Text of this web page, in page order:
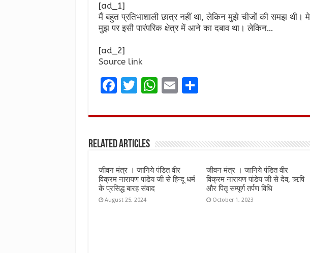
[ad_1]
मैं बहुत प्रतिभाशाली छात्र नहीं था, लेकिन मुझे चीजों की समझ थी।
मुझ पर इसी पारंपरिक क्षेत्र में आने का दबाव था। लेकिन…
[ad_2]
Source link
F
ce
o
o
k
T
it
r
W
at
A
p
p
E
ai
S
ar
Related Articles
जीवन मंत्र । जानिये पंडित वीर
विक्रम नारायण पांडेय जी से हिन्दू धर्म
के प्रसिद्ध बारह संवाद
August 25, 2024
जीवन मंत्र । जानिये पंडित वीर
विक्रम नारायण पांडेय जी से देव, ऋषि
और पितृ सम्पूर्ण तर्पण विधि
October 1, 2023